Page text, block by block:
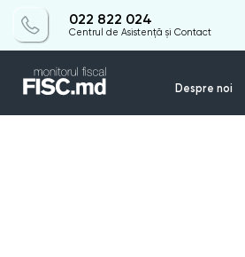
022 822 024
Centrul de Asistență și Contact
Despre noi